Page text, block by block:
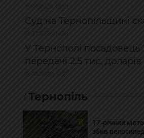
Суд на Тернопільщині
У Тернополі
передачі 2,5 тис. доларів
Тернопіль
17-річний
збив